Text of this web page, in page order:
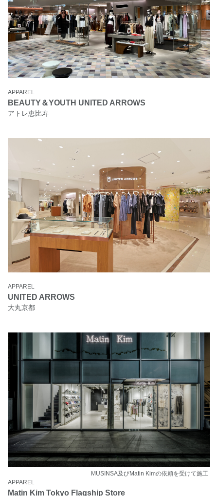
APPAREL
BEAUTY＆YOUTH UNITED ARROWS
アトレ恵比寿
APPAREL
UNITED ARROWS
大丸京都
MUSINSA及びMatin Kimの依頼を受けて施工
APPAREL
Matin Kim Tokyo Flagship Store